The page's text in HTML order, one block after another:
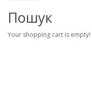
Пошук
Your shopping cart is empty!